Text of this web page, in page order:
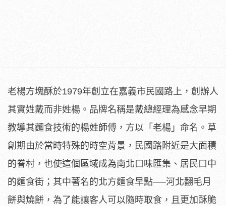
老楊方塊酥於1979年創立在嘉義市民國路上，創辦人
其實姓戴而非姓楊。品牌名稱是戴總經理為感念早期
教導其麵食技術的楊姓師傅，方以「老楊」命名。草
創期由於當時特殊的時空背景，民國路附近是大面積
的眷村，也使這個區域成為南北口味匯集、居民口中
的麵食街；其中著名的北方麵食早點──河北翻毛月
餅與燒餅，為了能讓客人可以隨時取食，且更加酥脆